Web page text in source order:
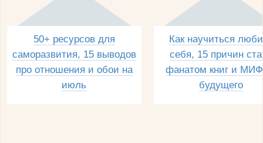
50+ ресурсов для
саморазвития, 15 выводов
про отношения и обои на
июль
Как научиться
себя, 15 причин
фанатом книг и
будущего